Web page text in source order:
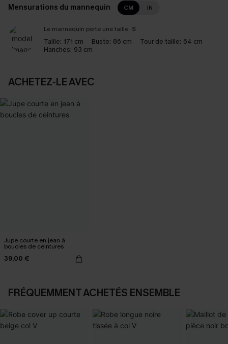
Mensurations du mannequin CM IN
Le mannequin porte une taille: S
Taille: 171 cm Buste: 86 cm Tour de taille: 64 cm
Hanches: 93 cm
ACHETEZ‑LE AVEC
Jupe courte en jean à
boucles de ceintures
39,00 €
FRÉQUEMMENT ACHETÉS ENSEMBLE